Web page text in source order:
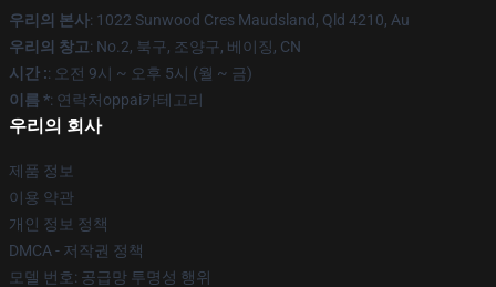
우리의 본사: 1022 Sunwood Cres Maudsland, Qld 4210, Au
우리의 창고: No.2, 북구, 조양구, 베이징, CN
시간 :: 오전 9시 ~ 오후 5시 (월 ~ 금)
이름 *: 연락처oppai카테고리
우리의 회사
제품 정보
이용 약관
개인 정보 정책
DMCA - 저작권 정책
모델 번호: 공급망 투명성 행위